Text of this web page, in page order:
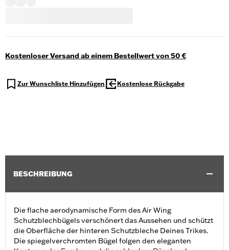
Kostenloser Versand ab einem Bestellwert von 50 €
Zur Wunschliste Hinzufügen Kostenlose Rückgabe
BESCHREIBUNG
Die flache aerodynamische Form des Air Wing
Schutzblechbügels verschönert das Aussehen und schützt
die Oberfläche der hinteren Schutzbleche Deines Trikes.
Die spiegelverchromten Bügel folgen den eleganten